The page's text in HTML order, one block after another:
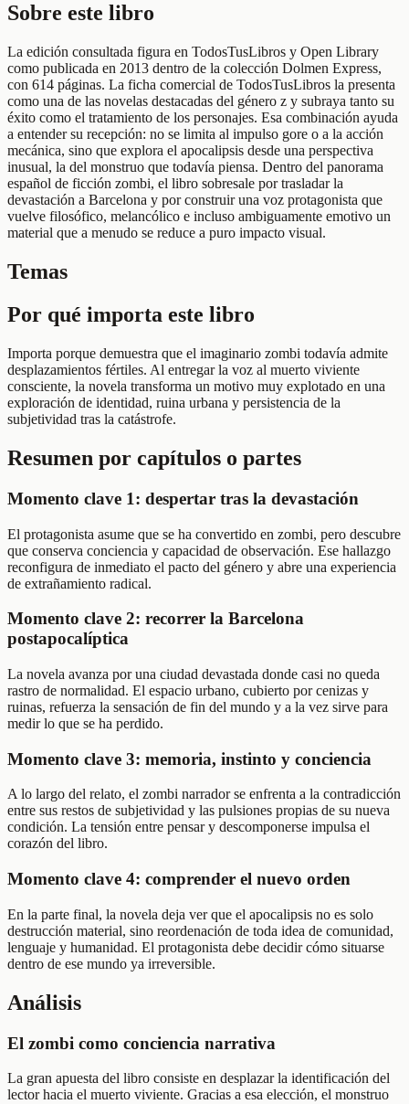
Sobre este libro
La edición consultada figura en TodosTusLibros y Open Library
como publicada en 2013 dentro de la colección Dolmen Express,
con 614 páginas. La ficha comercial de TodosTusLibros la presenta
como una de las novelas destacadas del género z y subraya tanto su
éxito como el tratamiento de los personajes. Esa combinación ayuda
a entender su recepción: no se limita al impulso gore o a la acción
mecánica, sino que explora el apocalipsis desde una perspectiva
inusual, la del monstruo que todavía piensa. Dentro del panorama
español de ficción zombi, el libro sobresale por trasladar la
devastación a Barcelona y por construir una voz protagonista que
vuelve filosófico, melancólico e incluso ambiguamente emotivo un
material que a menudo se reduce a puro impacto visual.
Temas
Por qué importa este libro
Importa porque demuestra que el imaginario zombi todavía admite
desplazamientos fértiles. Al entregar la voz al muerto viviente
consciente, la novela transforma un motivo muy explotado en una
exploración de identidad, ruina urbana y persistencia de la
subjetividad tras la catástrofe.
Resumen por capítulos o partes
Momento clave 1: despertar tras la devastación
El protagonista asume que se ha convertido en zombi, pero descubre
que conserva conciencia y capacidad de observación. Ese hallazgo
reconfigura de inmediato el pacto del género y abre una experiencia
de extrañamiento radical.
Momento clave 2: recorrer la Barcelona
postapocalíptica
La novela avanza por una ciudad devastada donde casi no queda
rastro de normalidad. El espacio urbano, cubierto por cenizas y
ruinas, refuerza la sensación de fin del mundo y a la vez sirve para
medir lo que se ha perdido.
Momento clave 3: memoria, instinto y conciencia
A lo largo del relato, el zombi narrador se enfrenta a la contradicción
entre sus restos de subjetividad y las pulsiones propias de su nueva
condición. La tensión entre pensar y descomponerse impulsa el
corazón del libro.
Momento clave 4: comprender el nuevo orden
En la parte final, la novela deja ver que el apocalipsis no es solo
destrucción material, sino reordenación de toda idea de comunidad,
lenguaje y humanidad. El protagonista debe decidir cómo situarse
dentro de ese mundo ya irreversible.
Análisis
El zombi como conciencia narrativa
La gran apuesta del libro consiste en desplazar la identificación del
lector hacia el muerto viviente. Gracias a esa elección, el monstruo